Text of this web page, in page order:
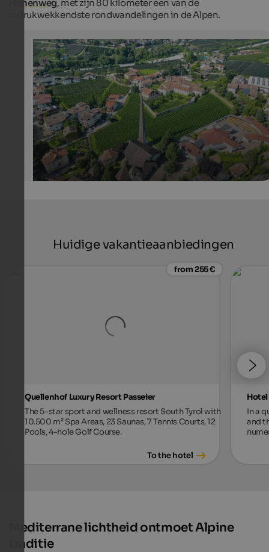
Village centre of Algund
View from above over the centre of Algund
Internet Consulting
Höhenweg, met zijn 80 kilometer een van de
indrukwekkendste rondwandelingen in de Alpen.
Huidige vakantieaanbiedingen
from 255 €
Quellenhof Luxury Resort Passeier
The 5-star sport and wellness resort South Tyrol with
10.500 m² Spa Areas, 23 Saunas, 7 Tennis Courts, 12
Pools, 4-hole Golf Course.
To the hotel
In a
and
Mediterrane lichtheid ontmoet Alpine
traditie